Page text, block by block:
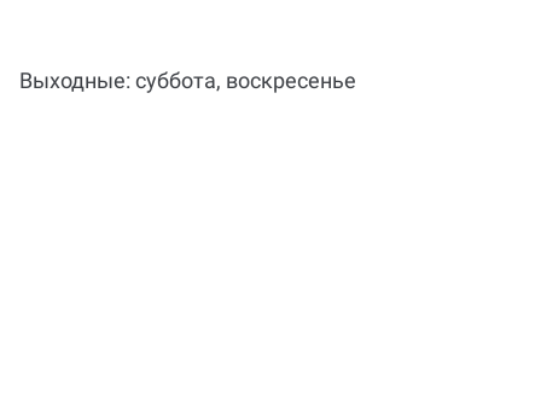
(мануалам) на Work5?
Выходные: суббота, воскресенье